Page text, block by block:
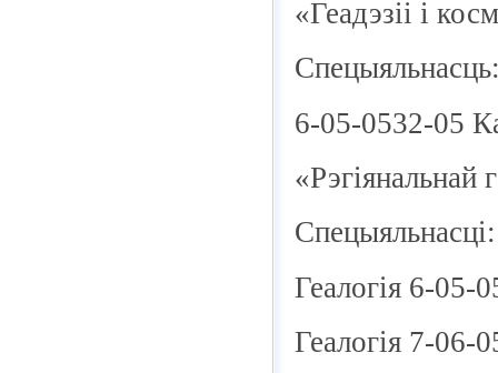
«Геадэзіі і
6-05-0532-05
«Рэгіянальнай
Спецыяльнасці:
Геалогія 6-05-
Геалогія 7-06-